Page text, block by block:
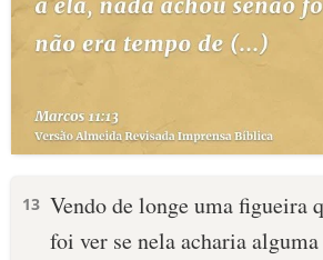
13 Vendo de longe uma figueira
foi ver se nela acharia